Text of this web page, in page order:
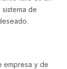
de
empresa y de